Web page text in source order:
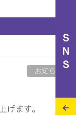
ＳＮＳ
お知らせ
げます。